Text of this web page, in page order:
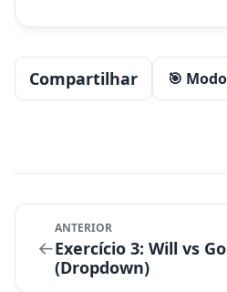
Compartilhar 🎯
←
ANTERIOR
Exercício 3: Will vs
(Dropdown)